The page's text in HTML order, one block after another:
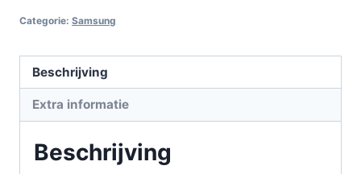
Categorie: Samsung
Beschrijving
Extra informatie
Beschrijving